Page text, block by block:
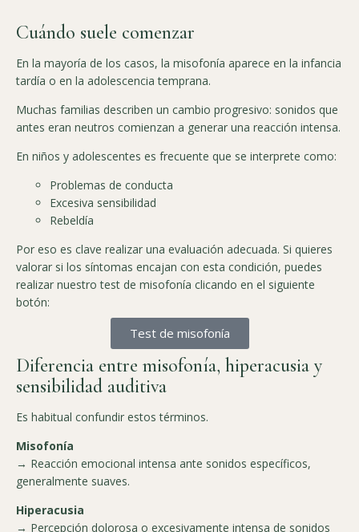
Cuándo suele comenzar
En la mayoría de los casos, la misofonía aparece en la infancia
tardía o en la adolescencia temprana.
Muchas familias describen un cambio progresivo: sonidos que
antes eran neutros comienzan a generar una reacción intensa.
En niños y adolescentes es frecuente que se interprete como:
Problemas de conducta
Excesiva sensibilidad
Rebeldía
Por eso es clave realizar una evaluación adecuada. Si quieres
valorar si los síntomas encajan con esta condición, puedes
realizar nuestro test de misofonía clicando en el siguiente
botón:
Test de misofonía
Diferencia entre misofonía, hiperacusia y
sensibilidad auditiva
Es habitual confundir estos términos.
Misofonía
→ Reacción emocional intensa ante sonidos específicos,
generalmente suaves.
Hiperacusia
→ Percepción dolorosa o excesivamente intensa de sonidos